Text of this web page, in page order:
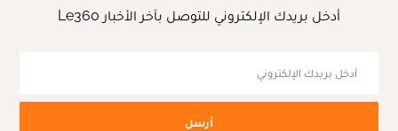
أدخل بريدك الإلكتروني للتوصل بآخر الأخبار Le360
أرسل